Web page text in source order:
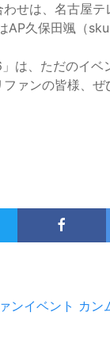
せは、名古屋
AP久保田颯（
は、ただのイ
ァンの皆様、
ンイベント カン